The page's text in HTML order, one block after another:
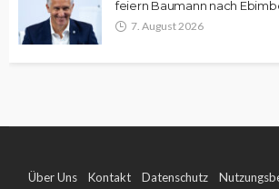
feiern Baumann nach
7. August 2026
Über Uns Kontakt Datenschutz